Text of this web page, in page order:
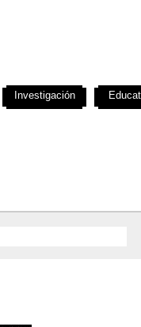
Investigación